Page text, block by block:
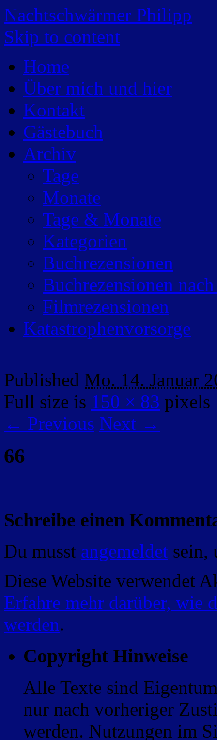
Nachtschwärmer Philipp
Skip to content
Home
Über mich und hier
Kontakt
Gästebuch
Archiv
Tage
Monate
Tage & Monate
Kategorien
Buchrezensionen
Buchrezensionen
Filmrezensionen
Katastrophenvorsorge
Published Mo. 14. Januar
Full size is 150 × 83 pixels
← Previous Next →
66
Schreibe einen
Du musst angemeldet sein,
Diese Website verwendet
Erfahre mehr darüber, wie
werden.
Copyright Hinweise
Alle Texte sind
nur nach vorheriger
werden. Nutzungen im